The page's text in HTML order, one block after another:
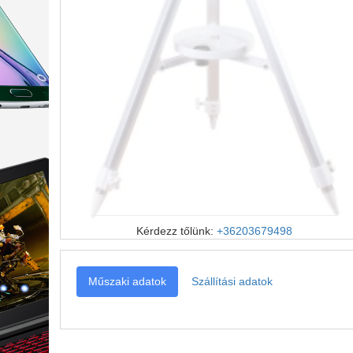
Kérdezz tőlünk: +36203679498
Műszaki adatok Szállítási adatok